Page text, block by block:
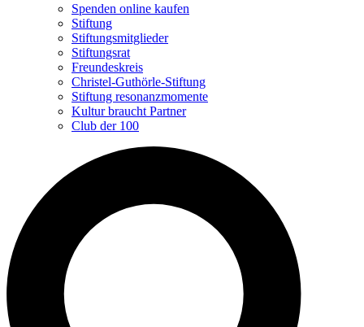
Spenden online kaufen
Stiftung
Stiftungsmitglieder
Stiftungsrat
Freundeskreis
Christel-Guthörle-Stiftung
Stiftung resonanzmomente
Kultur braucht Partner
Club der 100